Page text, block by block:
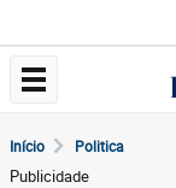
Início Politica
Publicidade